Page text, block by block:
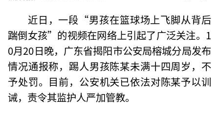
近日，一段“男孩在篮球场上飞脚从背后
踹倒女孩”的视频在网络上引起了广泛关注。1
0月20日晚，广东省揭阳市公安局榕城分局发布
情况通报称，踢人男孩陈某未满十四周岁，不
予处罚。目前，公安机关已依法对陈某予以训
诫，责令其监护人严加管教。